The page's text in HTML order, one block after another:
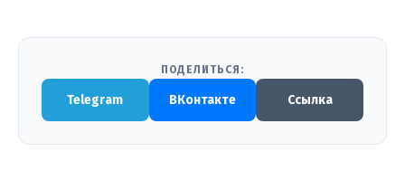
ПОДЕЛИТЬСЯ:
Telegram ВКонтакте Ссылка